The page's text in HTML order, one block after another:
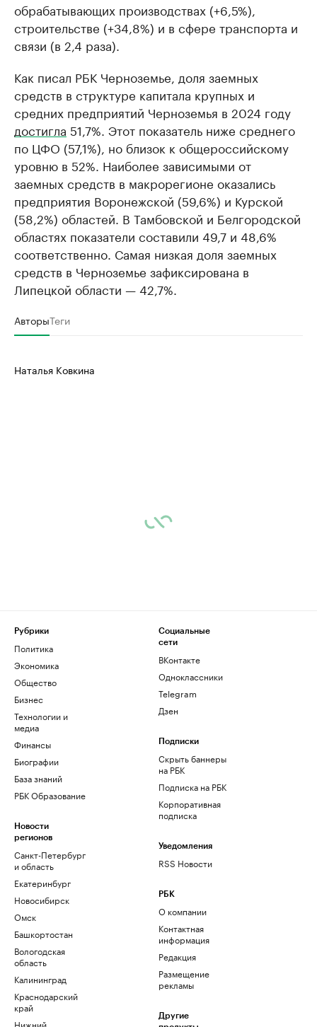
обрабатывающих производствах (+6,5%),
строительстве (+34,8%) и в сфере транспорта и
связи (в 2,4 раза).
Как писал РБК Черноземье, доля заемных
средств в структуре капитала крупных и
средних предприятий Черноземья в 2024 году
достигла 51,7%. Этот показатель ниже среднего
по ЦФО (57,1%), но близок к общероссийскому
уровню в 52%. Наиболее зависимыми от
заемных средств в макрорегионе оказались
предприятия Воронежской (59,6%) и Курской
(58,2%) областей. В Тамбовской и Белгородской
областях показатели составили 49,7 и 48,6%
соответственно. Самая низкая доля заемных
средств в Черноземье зафиксирована в
Липецкой области — 42,7%.
АвторыТеги
Наталья Ковкина
Рубрики
Политика
Экономика
Общество
Бизнес
Технологии и
медиа
Финансы
Биографии
База знаний
РБК Образование
Новости
регионов
Санкт-Петербург
и область
Екатеринбург
Новосибирск
Омск
Башкортостан
Вологодская
область
Калининград
Краснодарский
край
Нижний
Социальные
сети
ВКонтакте
Одноклассники
Telegram
Дзен
Подписки
Скрыть баннеры
на РБК
Подписка на РБК
Корпоративная
подписка
Уведомления
RSS Новости
РБК
О компании
Контактная
информация
Редакция
Размещение
рекламы
Другие